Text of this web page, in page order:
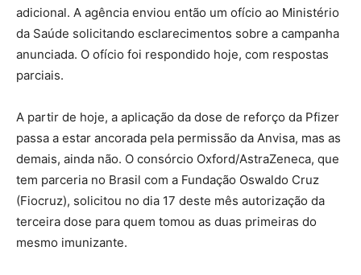
adicional. A agência enviou então um ofício ao Ministério
da Saúde solicitando esclarecimentos sobre a campanha
anunciada. O ofício foi respondido hoje, com respostas
parciais.
A partir de hoje, a aplicação da dose de reforço da Pfizer
passa a estar ancorada pela permissão da Anvisa, mas as
demais, ainda não. O consórcio Oxford/AstraZeneca, que
tem parceria no Brasil com a Fundação Oswaldo Cruz
(Fiocruz), solicitou no dia 17 deste mês autorização da
terceira dose para quem tomou as duas primeiras do
mesmo imunizante.